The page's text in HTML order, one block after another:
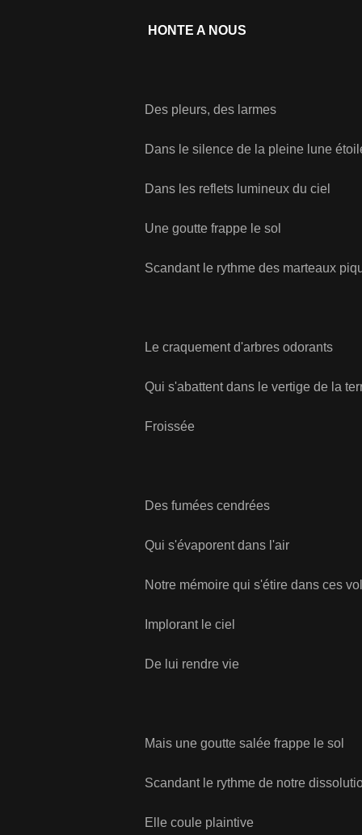
HONTE A NOUS
Des pleurs, des larmes
Dans le silence de la pleine lune
Dans les reflets lumineux du ciel
Une goutte frappe le sol
Scandant le rythme des marteaux
Le craquement d'arbres odorants
Qui s'abattent dans le vertige de la
Froissée
Des fumées cendrées
Qui s'évaporent dans l'air
Notre mémoire qui s'étire dans ces
Implorant le ciel
De lui rendre vie
Mais une goutte salée frappe le sol
Scandant le rythme de notre
Elle coule plaintive